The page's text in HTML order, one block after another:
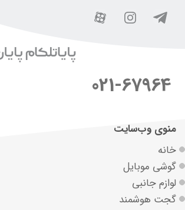
021-67964
منوی وب‌سایت
خانه
گوشی موبایل
لوازم جانبی
گجت هوشمند